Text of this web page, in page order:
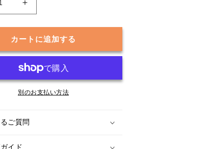
【美
え
が
叶
う
テ
パ
カートに追加する
別のお支払い方法
ご質問
イド